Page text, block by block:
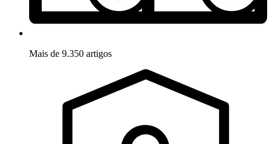
Mais de 9.350 artigos